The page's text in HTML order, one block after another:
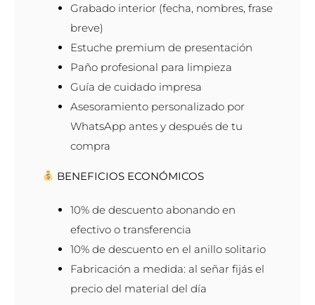
Grabado interior (fecha, nombres, frase
breve)
Estuche premium de presentación
Paño profesional para limpieza
Guía de cuidado impresa
Asesoramiento personalizado por
WhatsApp antes y después de tu
compra
BENEFICIOS ECONÓMICOS
10% de descuento abonando en
efectivo o transferencia
10% de descuento en el anillo solitario
Fabricación a medida: al señar fijás el
precio del material del día